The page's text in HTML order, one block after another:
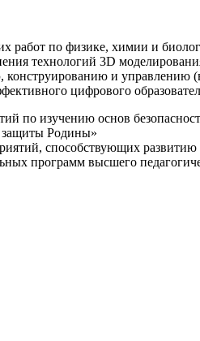
работ по физике, химии и
технологий 3D
конструированию и
цифрового
по изучению основ
защиты Родины»
способствующих
программ высшего